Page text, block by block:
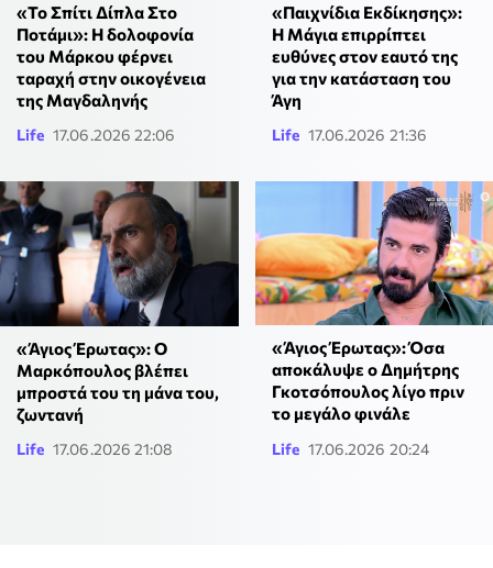
«Το Σπίτι Δίπλα Στο
Ποτάμι»: Η δολοφονία
του Μάρκου φέρνει
ταραχή στην οικογένεια
της Μαγδαληνής
Life 17.06.2026 22:06
«Παιχνίδια Εκδίκησης»:
Η Μάγια επιρρίπτει
ευθύνες στον εαυτό της
για την κατάσταση του
Άγη
Life 17.06.2026 21:36
«Άγιος Έρωτας»: Ο
Μαρκόπουλος βλέπει
μπροστά του τη μάνα του,
ζωντανή
Life 17.06.2026 21:08
«Άγιος Έρωτας»: Όσα
αποκάλυψε ο Δημήτρης
Γκοτσόπουλος λίγο πριν
το μεγάλο φινάλε
Life 17.06.2026 20:24